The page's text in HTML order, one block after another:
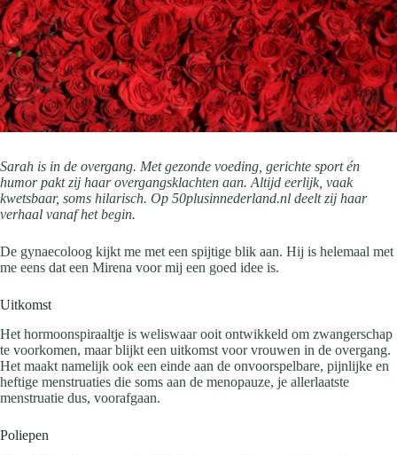
Sarah is in de overgang. Met gezonde voeding, gerichte sport én
humor pakt zij haar overgangsklachten aan. Altijd eerlijk, vaak
kwetsbaar, soms hilarisch. Op 50plusinnederland.nl deelt zij haar
verhaal vanaf het begin.
De gynaecoloog kijkt me met een spijtige blik aan. Hij is helemaal met
me eens dat een Mirena voor mij een goed idee is.
Uitkomst
Het hormoonspiraaltje is weliswaar ooit ontwikkeld om zwangerschap
te voorkomen, maar blijkt een uitkomst voor vrouwen in de overgang.
Het maakt namelijk ook een einde aan de onvoorspelbare, pijnlijke en
heftige menstruaties die soms aan de menopauze, je allerlaatste
menstruatie dus, voorafgaan.
Poliepen